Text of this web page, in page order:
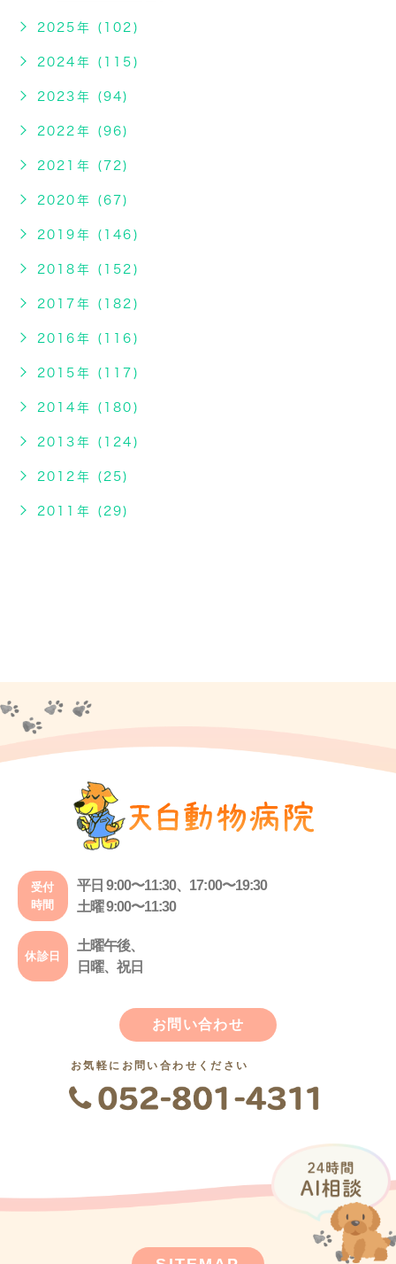
2025年 (102)
2024年 (115)
2023年 (94)
2022年 (96)
2021年 (72)
2020年 (67)
2019年 (146)
2018年 (152)
2017年 (182)
2016年 (116)
2015年 (117)
2014年 (180)
2013年 (124)
2012年 (25)
2011年 (29)
受付
時間
平日 9:00〜11:30、17:00〜19:30
土曜 9:00〜11:30
休診日
土曜午後、
日曜、祝日
お問い合わせ
お気軽にお問い合わせください